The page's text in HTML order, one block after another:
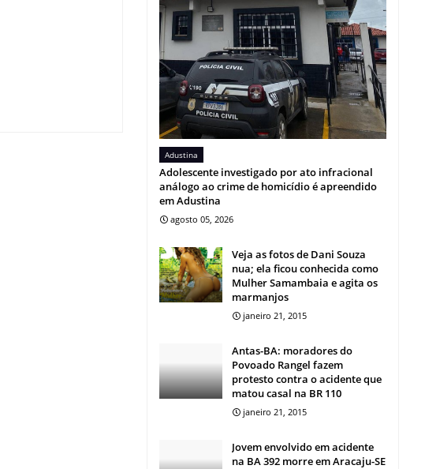
Adustina
Adolescente investigado por ato infracional
análogo ao crime de homicídio é apreendido
em Adustina
agosto 05, 2026
Veja as fotos de Dani Souza
nua; ela ficou conhecida como
Mulher Samambaia e agita os
marmanjos
janeiro 21, 2015
Antas-BA: moradores do
Povoado Rangel fazem
protesto contra o acidente que
matou casal na BR 110
janeiro 21, 2015
Jovem envolvido em acidente
na BA 392 morre em Aracaju-SE